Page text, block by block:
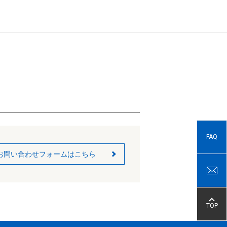
問い合わせフォームはこちら
FAQ
TOP